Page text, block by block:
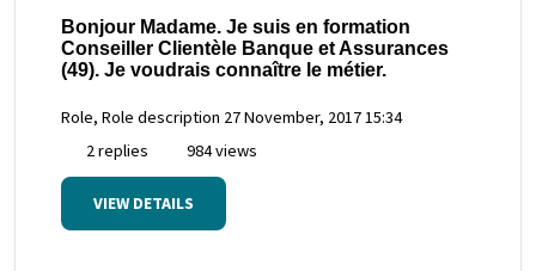
Bonjour Madame. Je suis en formation
Conseiller Clientèle Banque et Assurances
(49). Je voudrais connaître le métier.
Role, Role description 27 November, 2017 15:34
2 replies
984 views
VIEW DETAILS